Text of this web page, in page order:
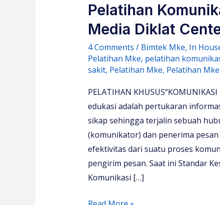
Pelatihan
Media Diklat
4 Comments / Bimtek Mke, In
Pelatihan Mke, pelatihan
sakit, Pelatihan Mke, Pelatihan
PELATIHAN
edukasi adalah pertukaran
sikap sehingga terjalin sebuah
(komunikator) dan penerima
efektivitas dari suatu proses
pengirim pesan. Saat ini Standar
Komunikasi […]